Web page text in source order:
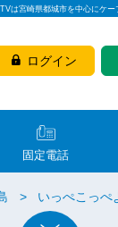
は宮崎県都城市を中心にケ
ログイン
固定電話
いっぺこっぺ